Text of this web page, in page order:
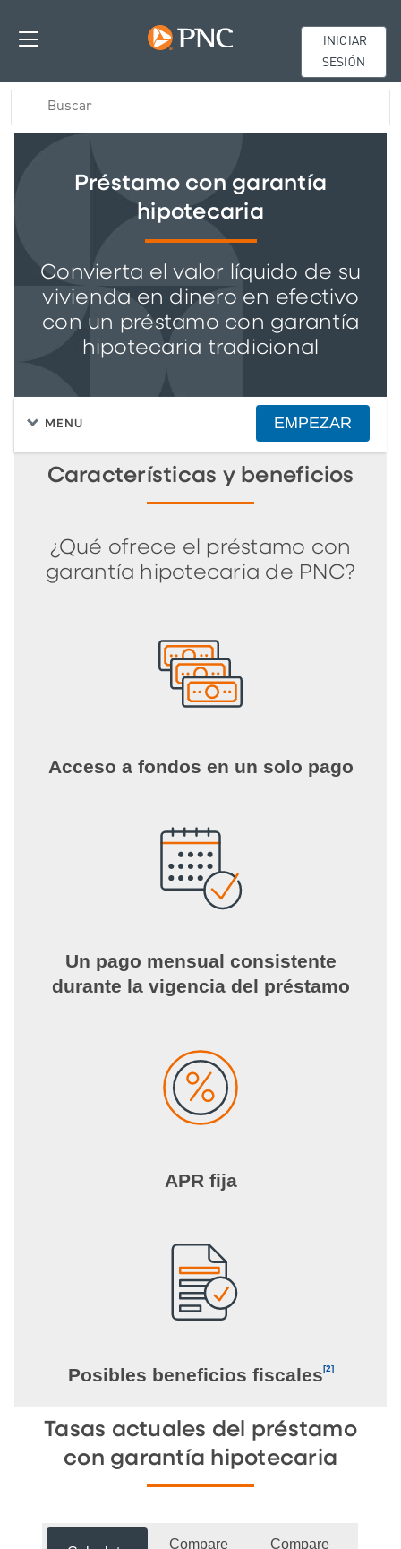
SESIÓN
Préstamo con garantía
hipotecaria
Convierta el valor líquido de su
vivienda en dinero en efectivo
con un préstamo con garantía
hipotecaria tradicional
MENU EMPEZAR
Características y beneficios
¿Qué ofrece el préstamo con
garantía hipotecaria de PNC?
Acceso a fondos en un solo pago
Un pago mensual consistente
durante la vigencia del préstamo
APR fija
Posibles beneficios fiscales[2]
Tasas actuales del préstamo
con garantía hipotecaria